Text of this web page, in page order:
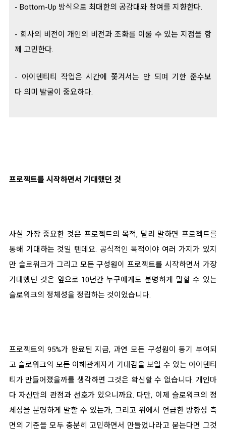
- Bottom-Up 방식으로 최대한의 공감대와 참여를 지향한다.
- 회사의 비전이 개인의 비전과 조화를 이룰 수 있는 지점을 함
께 고민한다.
- 아이덴티티 작업은 시간에 쫓겨서는 안 되며 기한 준수보
다 의미 발굴이 중요하다.
프로젝트를 시작하면서 기대했던 것
사실 가장 중요한 것은 프로젝트의 목적, 달리 말하면 프로젝트를
통해 기대하는 것일 텐데요. 공식적인 목적이야 여러 가지가 있지
만 슬로워크가 그리고 모든 구성원이 프로젝트를 시작하면서 가장
기대했던 것은 앞으로 10년간 누구에게도 분명하게 말할 수 있는
슬로워크의 정체성을 정립하는 것이었습니다.
프로젝트의 95%가 완료된 지금, 과연 모든 구성원이 동기 부여되
고 슬로워크의 모든 이해관계자가 기대감을 보일 수 있는 아이덴티
티가 만들어졌을까를 생각하면 그것은 확신할 수 없습니다. 개인마
다 자신만의 관점과 선호가 있으니까요. 다만, 이제 슬로워크의 정
체성을 분명하게 말할 수 있는가, 그리고 위에서 언급한 방향성 측
면의 기준을 모두 충분히 고민하면서 만들었나라고 묻는다면 그것